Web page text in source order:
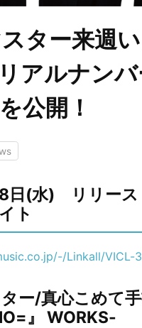
ター来週
アルナン
公開！
日(水) リリース
ト
Linkall/VICL-
ー/真心こめて
』 WORKS-